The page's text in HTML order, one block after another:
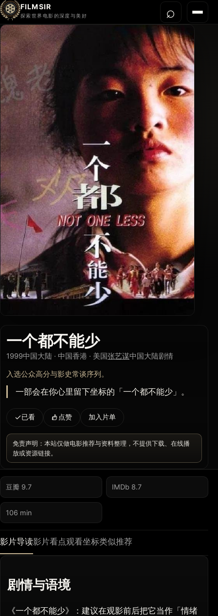
FILMSIR
探索世界电影的深度与美好 菜单
首页
今晚看什么
世界电影节
导演宇宙
影片库
影评与解读
关于我们
⌕打开
一个都不能少
1999中国大陆 · 中国香港 · 美国张艺谋中国大陆剧情
入选公众高分与影史常谈序列。
一部会在你心里留下坐标的「一个都不能少」。
已看 点赞 加入片单
免责声明：本站仅做电影推荐与资料整理，不提供下载、在线播
放或资源链接。
豆瓣 9.7 IMDb 8.7
106 min
影片导读影片看点观看坐标类似推荐
剧情与语境
《一个都不能少》：建议在观影前后把它当作「情绪